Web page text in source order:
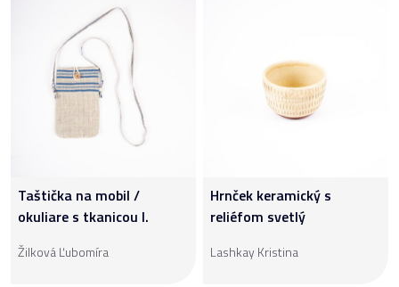
Taštička na mobil /
okuliare s tkanicou I.
Žilková Ľubomíra
Hrnček keramický s
reliéfom svetlý
Lashkay Kristina